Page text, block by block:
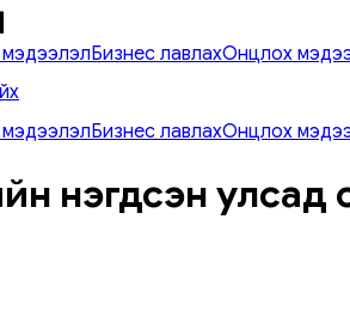
Бизнес лавлахОнцлох
Бизнес лавлахОнцлох
нэгдсэн улсад